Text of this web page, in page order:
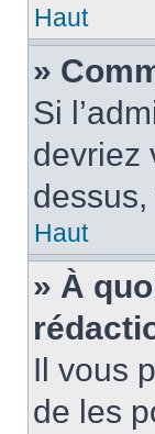
Haut
»
Si
devriez
Haut
» À
Il vous
de les